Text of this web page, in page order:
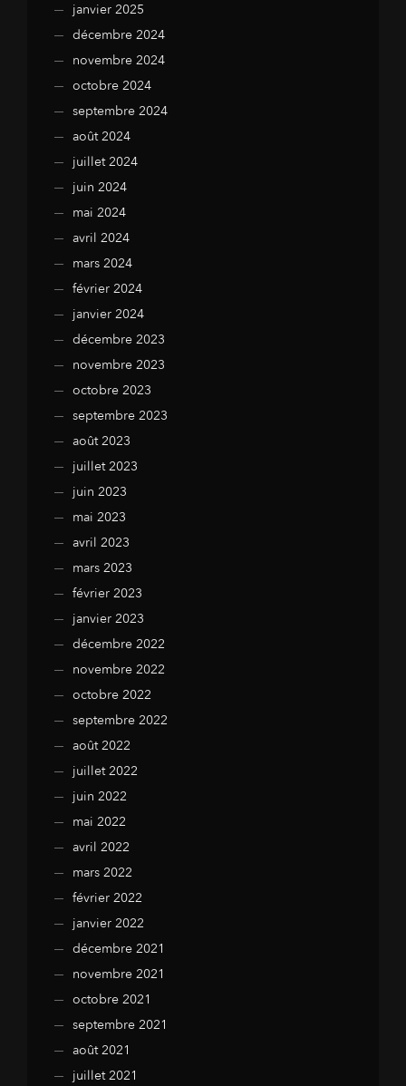
janvier 2025
décembre 2024
novembre 2024
octobre 2024
septembre 2024
août 2024
juillet 2024
juin 2024
mai 2024
avril 2024
mars 2024
février 2024
janvier 2024
décembre 2023
novembre 2023
octobre 2023
septembre 2023
août 2023
juillet 2023
juin 2023
mai 2023
avril 2023
mars 2023
février 2023
janvier 2023
décembre 2022
novembre 2022
octobre 2022
septembre 2022
août 2022
juillet 2022
juin 2022
mai 2022
avril 2022
mars 2022
février 2022
janvier 2022
décembre 2021
novembre 2021
octobre 2021
septembre 2021
août 2021
juillet 2021